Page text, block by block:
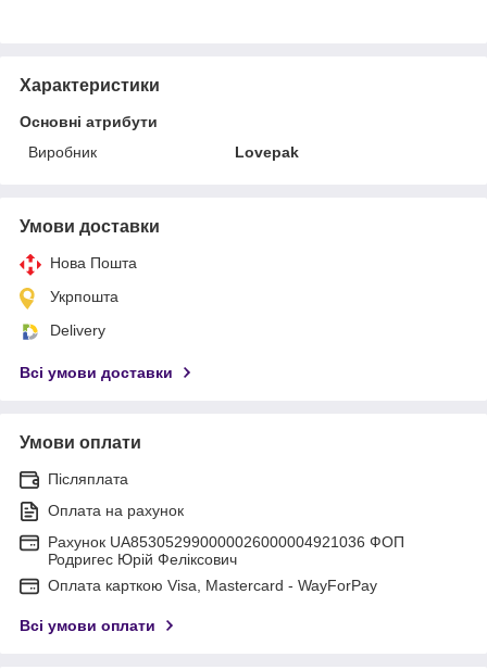
Характеристики
Основні атрибути
Виробник
Lovepak
Умови доставки
Нова Пошта
Укрпошта
Delivery
Всі умови доставки
Умови оплати
Післяплата
Оплата на рахунок
Рахунок UA853052990000026000004921036 ФОП
Родригес Юрій Феліксович
Оплата карткою Visa, Mastercard - WayForPay
Всі умови оплати